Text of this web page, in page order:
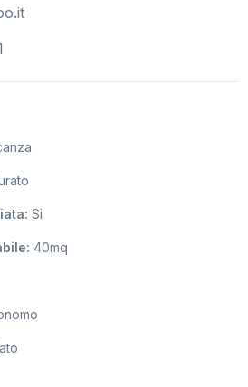
Si
40mq